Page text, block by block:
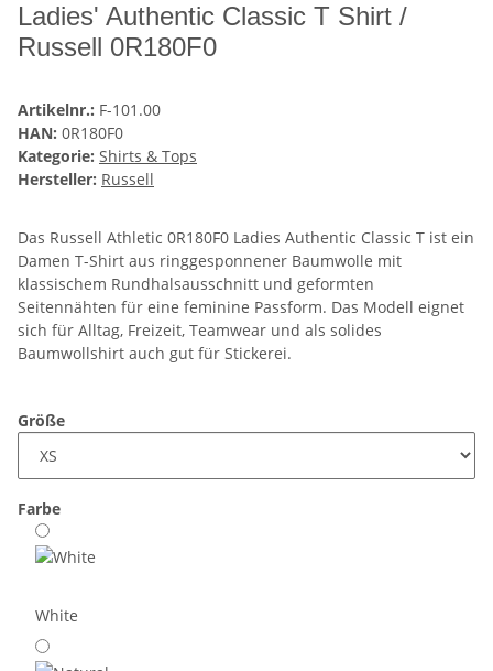
Ladies' Authentic Classic T Shirt /
Russell 0R180F0
Artikelnr.: F-101.00
HAN: 0R180F0
Kategorie: Shirts & Tops
Hersteller: Russell
Das Russell Athletic 0R180F0 Ladies Authentic Classic T ist ein
Damen T-Shirt aus ringgesponnener Baumwolle mit
klassischem Rundhalsausschnitt und geformten
Seitennähten für eine feminine Passform. Das Modell eignet
sich für Alltag, Freizeit, Teamwear und als solides
Baumwollshirt auch gut für Stickerei.
Größe
Farbe
White